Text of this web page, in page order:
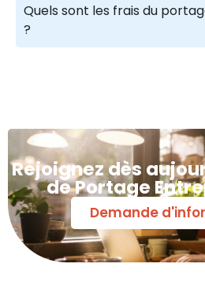
Quels sont les frais du
?
Rejoignez dès
de Portage
Demande